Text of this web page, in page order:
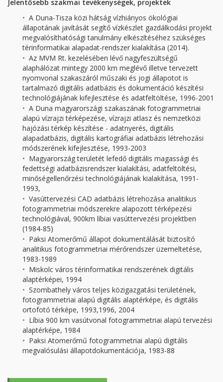
Jelentősebb szakmai tevékenységek, projektek
A Duna-Tisza közi hátság vízhiányos ökológiai
állapotának javítását segítő vízkészlet gazdálkodási projekt
megvalósíthatósági tanulmány elkészítéséhez szükséges
térinformatikai alapadat-rendszer kialakítása (2014).
Az MVM Rt. kezelésében lévő nagyfeszültségű
alaphálózat mintegy 2000 km meglévő illetve tervezett
nyomvonal szakaszáról műszaki és jogi állapotot is
tartalmazó digitális adatbázis és dokumentáció készítési
technológiájának kifejlesztése és adatfeltöltése, 1996-2001
A Duna magyarországi szakaszának fotogrammetriai
alapú vízrajzi térképezése, vízrajzi atlasz és nemzetközi
hajózási térkép készítése - adatnyerés, digitális
alapadatbázis, digitális kartográfiai adatbázis létrehozási
módszerének kifejlesztése, 1993-2003
Magyarország területét lefedő digitális magassági és
fedettségi adatbázisrendszer kialakítási, adatfeltöltési,
minőségellenőrzési technológiájának kialakítása, 1991-
1993,
Vasúttervezési CAD adatbázis létrehozása analitikus
fotogrammetriai módszerekre alapozott térképezési
technológiával, 900km líbiai vasúttervezési projektben
(1984-85)
Paksi Atomerőmű állapot dokumentálását biztosító
analitikus fotogrammetriai mérőrendszer üzemeltetése,
1983-1989
Miskolc város térinformatikai rendszerének digitális
alaptérképei, 1994
Szombathely város teljes közigazgatási területének,
fotogrammetriai alapú digitális alaptérképe, és digitális
ortofotó térképe, 1993,1996, 2004
Líbia 900 km vasútvonal fotogrammetriai alapú tervezési
alaptérképe, 1984
Paksi Atomerőmű fotogrammetriai alapú digitális
megvalósulási állapotdokumentációja, 1983-88